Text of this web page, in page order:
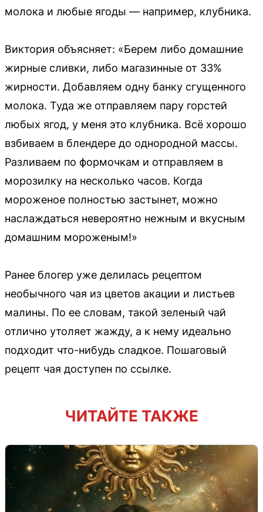
молока и любые ягоды — например, клубника.
Виктория объясняет: «Берем либо домашние
жирные сливки, либо магазинные от 33%
жирности. Добавляем одну банку сгущенного
молока. Туда же отправляем пару горстей
любых ягод, у меня это клубника. Всё хорошо
взбиваем в блендере до однородной массы.
Разливаем по формочкам и отправляем в
морозилку на несколько часов. Когда
мороженое полностью застынет, можно
наслаждаться невероятно нежным и вкусным
домашним мороженым!»
Ранее блогер уже делилась рецептом
необычного чая из цветов акации и листьев
малины. По ее словам, такой зеленый чай
отлично утоляет жажду, а к нему идеально
подходит что-нибудь сладкое. Пошаговый
рецепт чая доступен по ссылке.
ЧИТАЙТЕ ТАКЖЕ